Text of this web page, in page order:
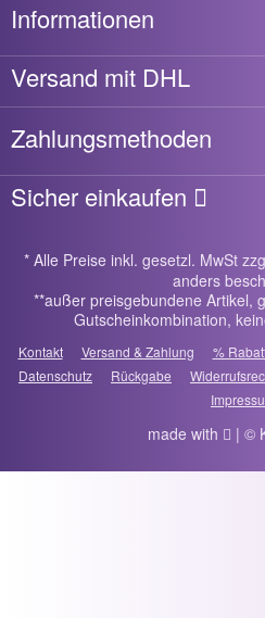
Informationen
Versand mit DHL
Zahlungsmethoden
Sicher einkaufen
* Alle Preise inkl. gesetzl. MwSt
anders
**außer preisgebundene Artikel,
Gutscheinkombination,
Kontakt Versand & Zahlung %
Datenschutz
Rückgabe
made with | ©